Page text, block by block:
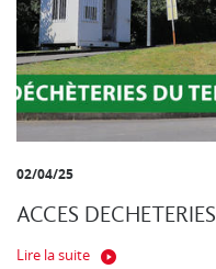
02/04/25
ACCES DECHETERIES
Lire la suite